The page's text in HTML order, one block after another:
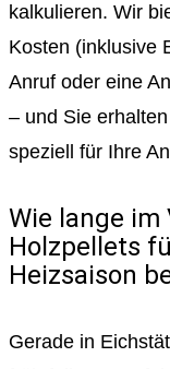
kalkulieren. Wir
Kosten (inklusive
Anruf oder eine
– und Sie
speziell für Ihre
Wie lange im
Holzpellets
Heizsaison
Gerade in